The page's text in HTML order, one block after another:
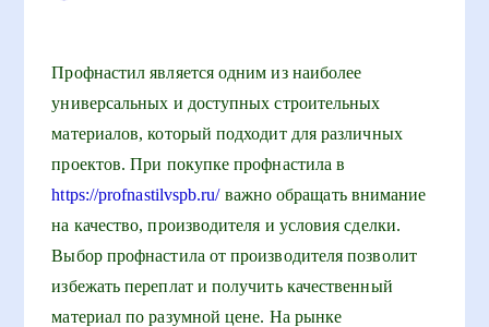
Профнастил является одним из наиболее
универсальных и доступных строительных
материалов, который подходит для различных
проектов. При покупке профнастила в
https://profnastilvspb.ru/важно обращать внимание
на качество, производителя и условия сделки.
Выбор профнастила от производителя позволит
избежать переплат и получить качественный
материал по разумной цене. На рынке